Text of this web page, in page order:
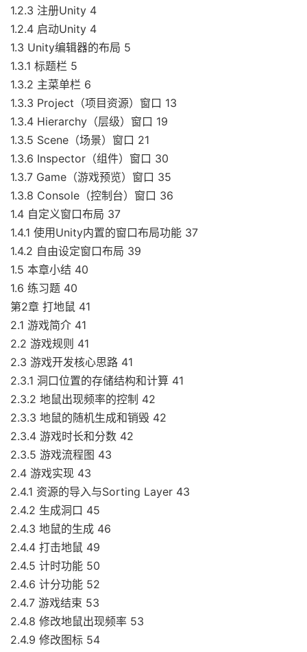
1.2.3 注册Unity 4
1.2.4 启动Unity 4
1.3 Unity编辑器的布局 5
1.3.1 标题栏 5
1.3.2 主菜单栏 6
1.3.3 Project（项目资源）窗口 13
1.3.4 Hierarchy（层级）窗口 19
1.3.5 Scene（场景）窗口 21
1.3.6 Inspector（组件）窗口 30
1.3.7 Game（游戏预览）窗口 35
1.3.8 Console（控制台）窗口 36
1.4 自定义窗口布局 37
1.4.1 使用Unity内置的窗口布局功能 37
1.4.2 自由设定窗口布局 39
1.5 本章小结 40
1.6 练习题 40
第2章 打地鼠 41
2.1 游戏简介 41
2.2 游戏规则 41
2.3 游戏开发核心思路 41
2.3.1 洞口位置的存储结构和计算 41
2.3.2 地鼠出现频率的控制 42
2.3.3 地鼠的随机生成和销毁 42
2.3.4 游戏时长和分数 42
2.3.5 游戏流程图 43
2.4 游戏实现 43
2.4.1 资源的导入与Sorting Layer 43
2.4.2 生成洞口 45
2.4.3 地鼠的生成 46
2.4.4 打击地鼠 49
2.4.5 计时功能 50
2.4.6 计分功能 52
2.4.7 游戏结束 53
2.4.8 修改地鼠出现频率 53
2.4.9 修改图标 54